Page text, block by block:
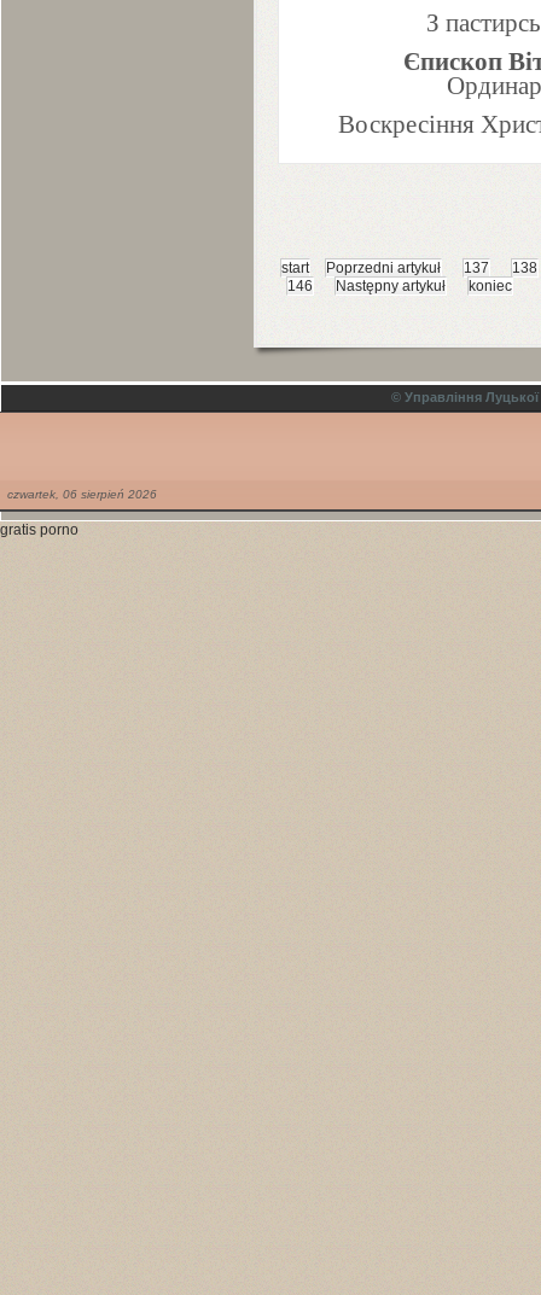
З
Єпископ
Воскресіння
start Poprzedni artykuł 137
138
146
Następny artykuł koniec
© Управління Луцької
czwartek, 06 sierpień 2026
gratis porno